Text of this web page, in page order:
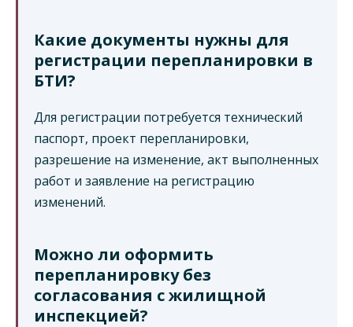
Какие документы нужны для
регистрации перепланировки в
БТИ?
Для регистрации потребуется технический
паспорт, проект перепланировки,
разрешение на изменение, акт выполненных
работ и заявление на регистрацию
изменений.
Можно ли оформить
перепланировку без
согласования с жилищной
инспекцией?